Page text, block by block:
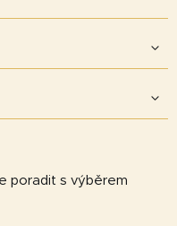
poradit s výběrem